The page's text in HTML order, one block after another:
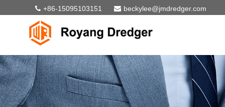
+86-15095103151 beckylee@jmdredger.com